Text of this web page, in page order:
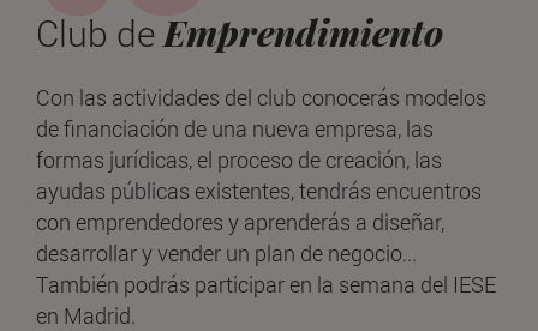
Club deEmprendimiento
Con las actividades del club conocerás modelos
de financiación de una nueva empresa, las
formas jurídicas, el proceso de creación, las
ayudas públicas existentes, tendrás encuentros
con emprendedores y aprenderás a diseñar,
desarrollar y vender un plan de negocio...
También podrás participar en la semana del IESE
en Madrid.